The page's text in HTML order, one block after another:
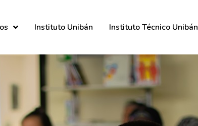
Instituto Unibán Instituto Técnico Unibán